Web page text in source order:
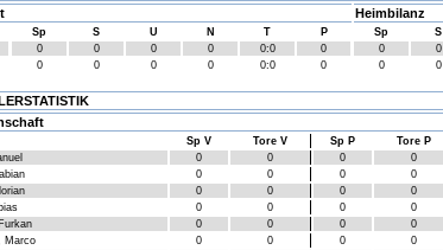
Heimbilanz
Sp S U N T P Sp S
0 0 0 0 0:0 0 0 0
0 0 0 0 0:0 0 0 0
Sp V Tore V Sp P Tore P
0 0 0 0
0 0 0 0
0 0 0 0
0 0 0 0
0 0 0 0
Marco
0 0 0 0